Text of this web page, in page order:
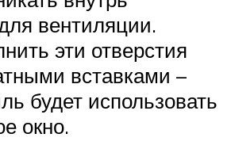
вентиляции.
эти отверстия
вставками –
будет использовать
окно.